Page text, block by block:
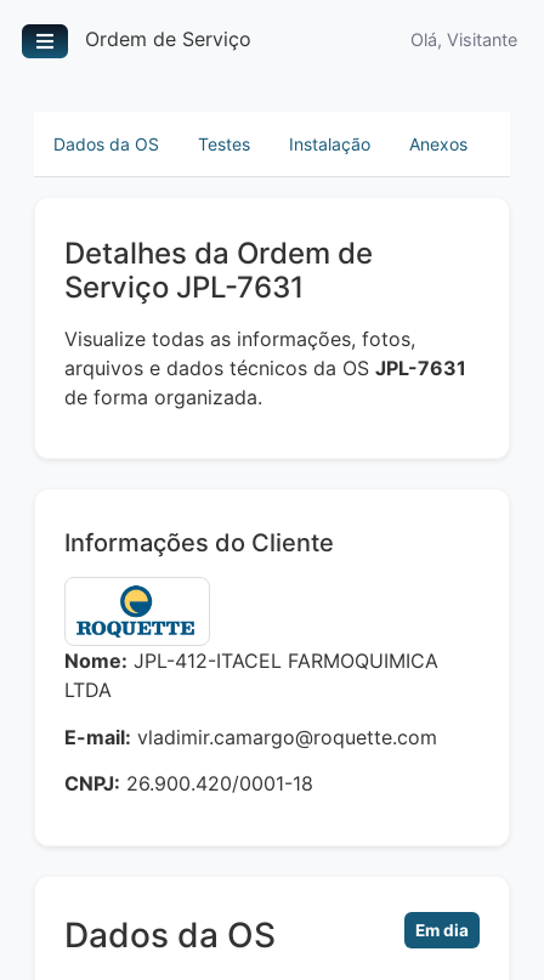
Ordem de Serviço Olá, Visitante
Dados da OS Testes Instalação Anexos
Detalhes da Ordem de
Serviço JPL-7631
Visualize todas as informações, fotos,
arquivos e dados técnicos da OS JPL-7631
de forma organizada.
Informações do Cliente
Nome: JPL-412-ITACEL FARMOQUIMICA
LTDA
E-mail: vladimir.camargo@roquette.com
CNPJ: 26.900.420/0001-18
Dados da OS Em dia